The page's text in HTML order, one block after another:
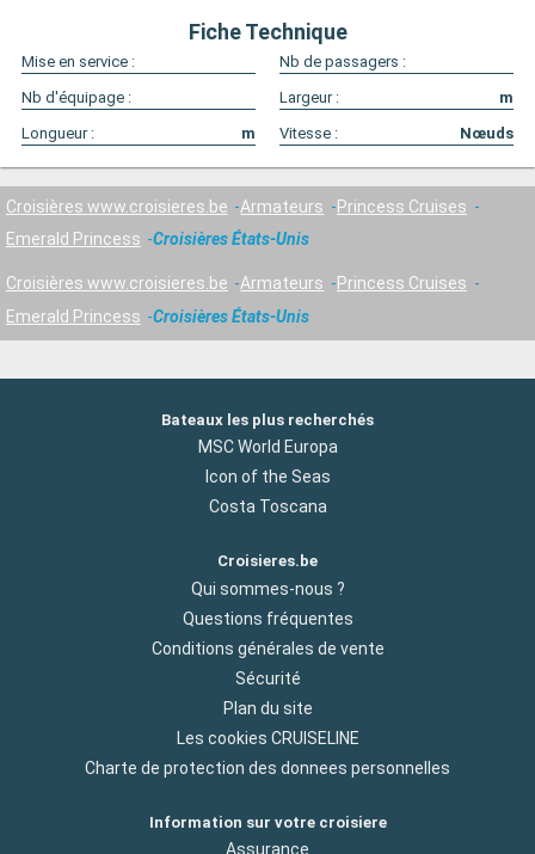
Fiche Technique
Mise en service :
Nb de passagers :
Nb d'équipage :
Largeur :
m
Longueur :
m Vitesse : Nœuds
Croisières www.croisieres.be Armateurs
Princess Cruises
Emerald Princess
Croisières États-Unis
Croisières www.croisieres.be Armateurs
Princess Cruises
Emerald Princess
Croisières États-Unis
Bateaux les plus recherchés
MSC World Europa
Icon of the Seas
Costa Toscana
Croisieres.be
Qui sommes-nous ?
Questions fréquentes
Conditions générales de vente
Sécurité
Plan du site
Les cookies CRUISELINE
Charte de protection des donnees personnelles
Information sur votre croisiere
Assurance